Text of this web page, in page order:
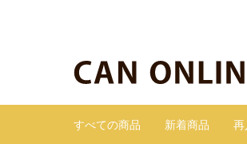
すべての商品 新着商品 再